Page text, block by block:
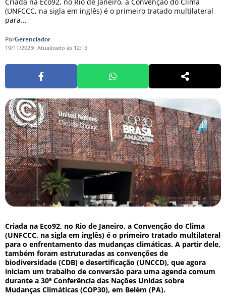
(UNFCCC, na sigla em inglês) é o primeiro tratado multilateral
para...
PorGerenciador
19/11/2025 Atualizado às 12:15
Criada na Eco92, no Rio de Janeiro, a Convenção do Clima
(UNFCCC, na sigla em inglês) é o primeiro tratado multilateral
para o enfrentamento das mudanças climáticas. A partir dele,
também foram estruturadas as convenções de
biodiversidade (CDB) e desertificação (UNCCD), que agora
iniciam um trabalho de conversão para uma agenda comum
durante a 30ª Conferência das Nações Unidas sobre
Mudanças Climáticas (COP30), em Belém (PA).